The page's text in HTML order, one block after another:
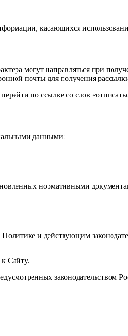
касающихся
могут направляться при
почты для получения
по ссылке со слов
данными:
нормативными
и действующим
Сайту.
законодательством